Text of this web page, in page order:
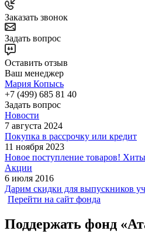
Заказать звонок
Задать вопрос
Оставить отзыв
Ваш менеджер
Мария Копысь
+7 (499) 685 81 40
Задать вопрос
Новости
7 августа 2024
Покупка в рассрочку или кредит
11 ноября 2023
Новое поступление товаров!
Акции
6 июля 2016
Дарим скидки для выпускников
Перейти на сайт фонда
Поддержать фонд